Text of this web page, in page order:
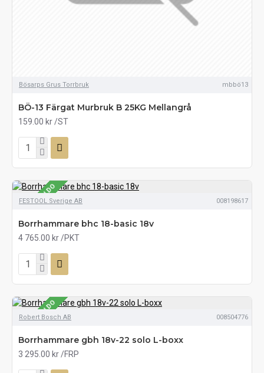
Bösarps Grus Torrbruk mbbö13
BÖ-13 Färgat Murbruk B 25KG Mellangrå
159.00 kr /ST
SE LAGERSALDO
FESTOOL Sverige AB 008198617
Borrhammare bhc 18-basic 18v
4 765.00 kr /PKT
SE LAGERSALDO
Robert Bosch AB 008504776
Borrhammare gbh 18v-22 solo L-boxx
3 295.00 kr /FRP